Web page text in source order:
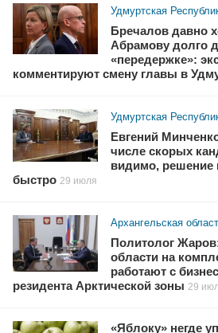
Удмуртская
Бречалов давно
Абрамову долго
«передержке»:
комментируют смену главы в
Удмуртская
Евгений
числе скорых
видимо, решение
быстро 29 июля
Архангельская
Политолог
области на
работают с
резидента Арктической зоны 29
«Яблоку» негде